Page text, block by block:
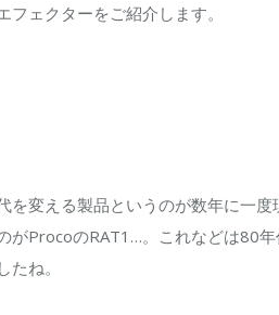
み
フェクターをご紹介します。
を変える製品というのが数年に一度
がProcoのRAT1…。これなどは80
ね。